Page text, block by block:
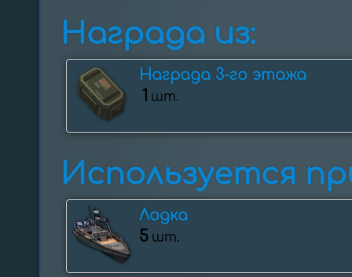
Награда из:
Награда 3-го этажа
1 шт.
Используется
Лодка
5 шт.